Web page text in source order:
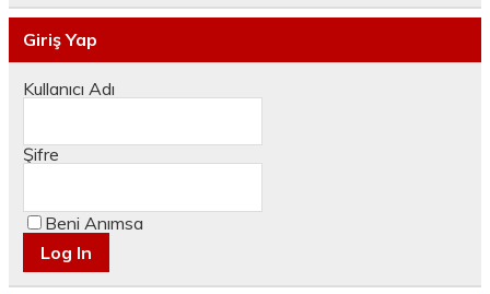
Giriş Yap
Kullanıcı Adı
Şifre
Beni Anımsa